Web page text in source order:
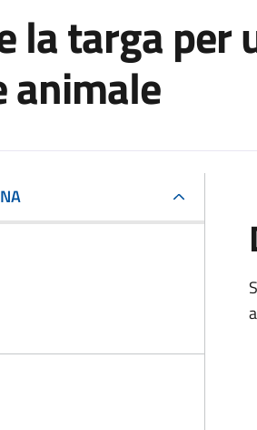
la targa per
animale